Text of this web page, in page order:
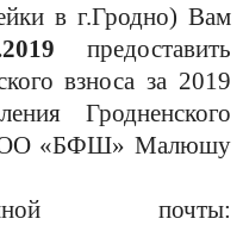
в г.Гродно) Вам
предоставить
взноса за 2019
Гродненского
ОО «БФШ» Малюшу
почты: